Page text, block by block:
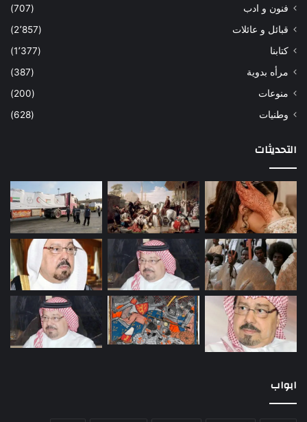
فنون و ادب
(707)
قبائل و عائلات
(2٬857)
كتابنا
(1٬377)
مرأه بدوية
(387)
منوعات
(200)
وطنيات
(628)
التحديثات
ابواب